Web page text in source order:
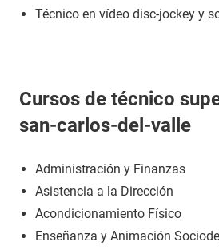
Técnico en vídeo disc-jockey y
Cursos de técnico
san-carlos-del-valle
Administración y Finanzas
Asistencia a la Dirección
Acondicionamiento Físico
Enseñanza y Animación